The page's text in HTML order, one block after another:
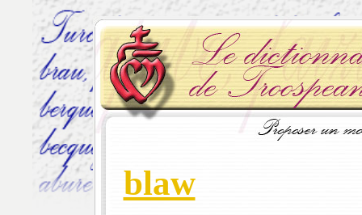
blaw